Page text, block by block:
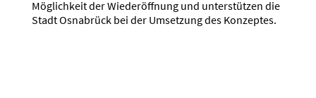
Möglichkeit der Wiederöffnung und unterstützen die
Stadt Osnabrück bei der Umsetzung des Konzeptes.